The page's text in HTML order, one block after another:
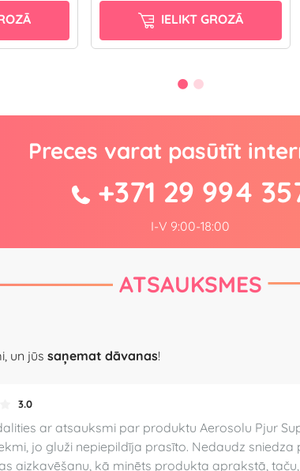
IELIKT GROZĀ
Preces varat pasūtīt
+371 29 994
I-V 9:00-18:00
ATSAUKSMES
un jūs saņemat dāvanas!
3.0
ar atsauksmi par produktu Aerosolu Pjur
jo gluži nepiepildīja prasīto. Nedaudz
aizkavēšanu, kā minēts produkta aprakstā,